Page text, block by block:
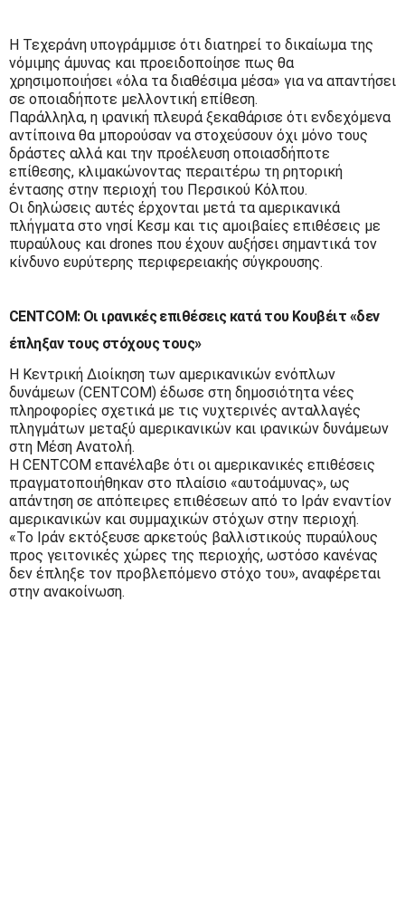
Η Τεχεράνη υπογράμμισε ότι διατηρεί το δικαίωμα της
νόμιμης άμυνας και προειδοποίησε πως θα
χρησιμοποιήσει «όλα τα διαθέσιμα μέσα» για να απαντήσει
σε οποιαδήποτε μελλοντική επίθεση.
Παράλληλα, η ιρανική πλευρά ξεκαθάρισε ότι ενδεχόμενα
αντίποινα θα μπορούσαν να στοχεύσουν όχι μόνο τους
δράστες αλλά και την προέλευση οποιασδήποτε
επίθεσης, κλιμακώνοντας περαιτέρω τη ρητορική
έντασης στην περιοχή του Περσικού Κόλπου.
Οι δηλώσεις αυτές έρχονται μετά τα αμερικανικά
πλήγματα στο νησί Κεσμ και τις αμοιβαίες επιθέσεις με
πυραύλους και drones που έχουν αυξήσει σημαντικά τον
κίνδυνο ευρύτερης περιφερειακής σύγκρουσης.
CENTCOM: Οι ιρανικές επιθέσεις κατά του Κουβέιτ «δεν
έπληξαν τους στόχους τους»
Η Κεντρική Διοίκηση των αμερικανικών ενόπλων
δυνάμεων (CENTCOM) έδωσε στη δημοσιότητα νέες
πληροφορίες σχετικά με τις νυχτερινές ανταλλαγές
πληγμάτων μεταξύ αμερικανικών και ιρανικών δυνάμεων
στη Μέση Ανατολή.
Η CENTCOM επανέλαβε ότι οι αμερικανικές επιθέσεις
πραγματοποιήθηκαν στο πλαίσιο «αυτοάμυνας», ως
απάντηση σε απόπειρες επιθέσεων από το Ιράν εναντίον
αμερικανικών και συμμαχικών στόχων στην περιοχή.
«Το Ιράν εκτόξευσε αρκετούς βαλλιστικούς πυραύλους
προς γειτονικές χώρες της περιοχής, ωστόσο κανένας
δεν έπληξε τον προβλεπόμενο στόχο του», αναφέρεται
στην ανακοίνωση.